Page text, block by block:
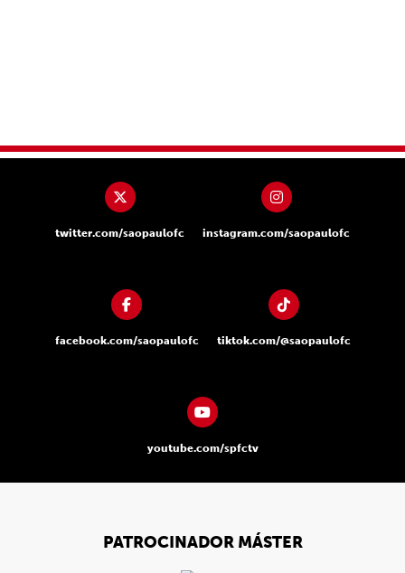
twitter.com/saopaulofc instagram.com/saopaulofc
facebook.com/saopaulofc tiktok.com/@saopaulofc
youtube.com/spfctv
PATROCINADOR MÁSTER